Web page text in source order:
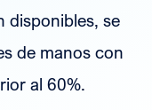
disponibles, se
de manos con
al 60%.